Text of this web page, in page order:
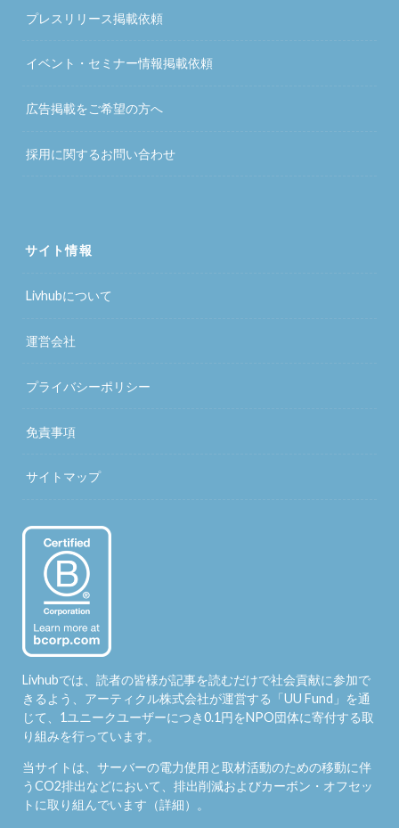
プレスリリース掲載依頼
イベント・セミナー情報掲載依頼
広告掲載をご希望の方へ
採用に関するお問い合わせ
サイト情報
Livhubについて
運営会社
プライバシーポリシー
免責事項
サイトマップ
Livhubでは、読者の皆様が記事を読むだけで社会貢献に参加で
きるよう、アーティクル株式会社が運営する「UU Fund 」を通
じて、1ユニークユーザーにつき0.1円をNPO団体に寄付する取
り組みを行っています。
当サイトは、サーバーの電力使用と取材活動のための移動に伴
うCO2排出などにおいて、排出削減およびカーボン・オフセッ
トに取り組んでいます（詳細）。